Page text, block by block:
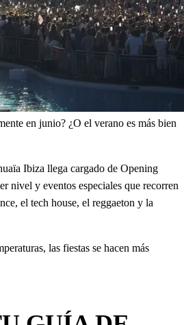
en junio? ¿O el verano es más bien
Ibiza llega cargado de Opening
nivel y eventos especiales que recorren
el tech house, el reggaeton y la
las fiestas se hacen más